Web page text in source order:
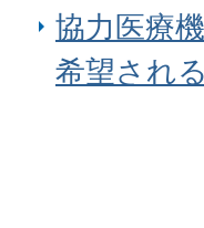
協力医療
希望され